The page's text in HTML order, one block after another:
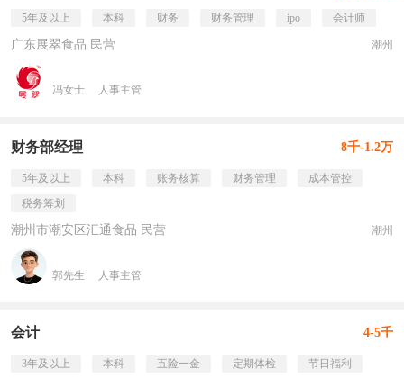
5年及以上 本科 财务 财务管理 ipo 会计师
广东展翠食品 民营 潮州
冯女士 人事主管
财务部经理 8千-1.2万
5年及以上 本科 账务核算 财务管理
成本管控
税务筹划
潮州市潮安区汇通食品 民营 潮州
郭先生 人事主管
会计 4-5千
3年及以上 本科 五险一金 定期体检
节日福利